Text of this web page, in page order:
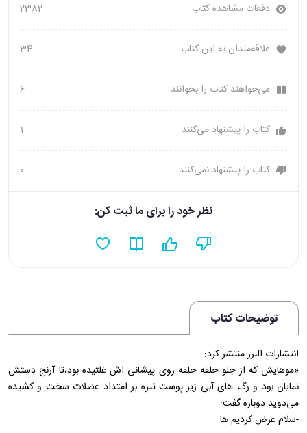
دفعات مشاهده کتاب 2382
علاقه‌مندان به این کتاب 34
می‌خواهند کتاب را بخوانند. 6
کتاب را پیشنهاد می‌کنند 1
کتاب را پیشنهاد نمی‌کنند 0
نظر خود را برای ما ثبت کن:
توضیحات کتاب
انتشارات البرز منتشر کرد:
«موهایش که از جلو حلقه حلقه روى پیشانى اش غلتیده بود،تا آرنج دستش
نمایان بود و رگ هاى آبى زیر پوست تیره بر امتداد عضلات سخت و کشیده
مى‌دوید دوباره گفت:
-سلام عرض کردیم ها